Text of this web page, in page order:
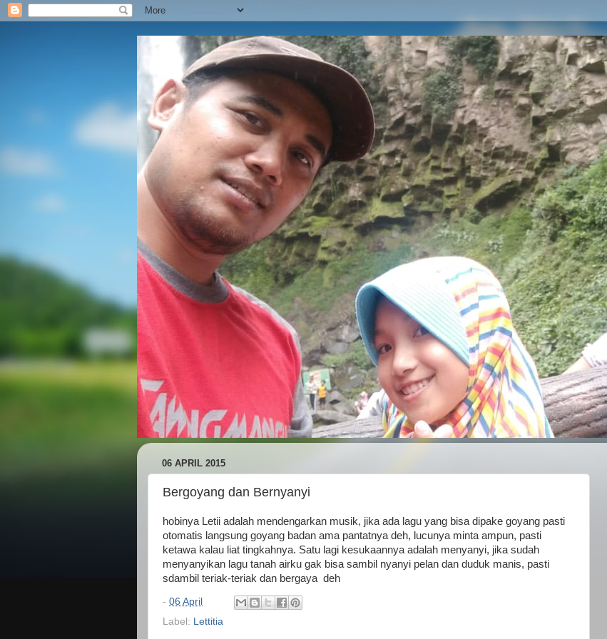
06 APRIL 2015
Bergoyang dan Bernyanyi
hobinya Letii adalah mendengarkan musik, jika ada lagu yang bisa dipake goyang pasti
otomatis langsung goyang badan ama pantatnya deh, lucunya minta ampun, pasti
ketawa kalau liat tingkahnya. Satu lagi kesukaannya adalah menyanyi, jika sudah
menyanyikan lagu tanah airku gak bisa sambil nyanyi pelan dan duduk manis, pasti
sdambil teriak-teriak dan bergaya deh
- 06 April
Label: Lettitia